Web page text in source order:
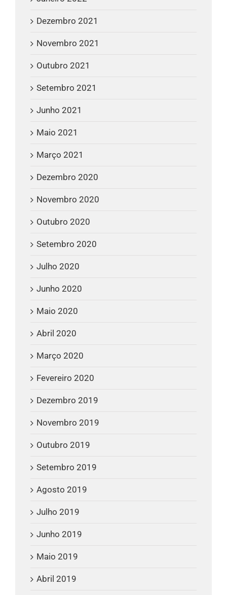
Dezembro 2021
Novembro 2021
Outubro 2021
Setembro 2021
Junho 2021
Maio 2021
Março 2021
Dezembro 2020
Novembro 2020
Outubro 2020
Setembro 2020
Julho 2020
Junho 2020
Maio 2020
Abril 2020
Março 2020
Fevereiro 2020
Dezembro 2019
Novembro 2019
Outubro 2019
Setembro 2019
Agosto 2019
Julho 2019
Junho 2019
Maio 2019
Abril 2019